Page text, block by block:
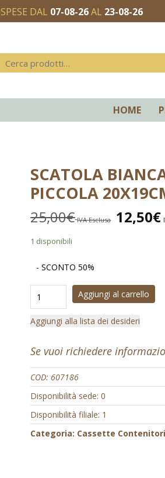
DAL 07-08-26AL 23-08-26
HOME
SCATOLA
PICCOLA
25,00€ IVA Esclusa 12,50€
1 disponibili
- SCONTO 50%
Aggiungi al carrello
Aggiungi alla lista dei desideri
Se vuoi richiedere
COD: 607186
Disponibilità sede: 0
Disponibilità filiale: 1
Categoria: Cassette